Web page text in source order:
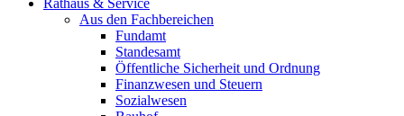
Rathaus & Service
Aus den Fachbereichen
Fundamt
Standesamt
Öffentliche Sicherheit und Ordnung
Finanzwesen und Steuern
Sozialwesen